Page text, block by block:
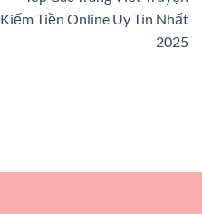
Kiếm Tiền Online Uy Tín Nhất
2025